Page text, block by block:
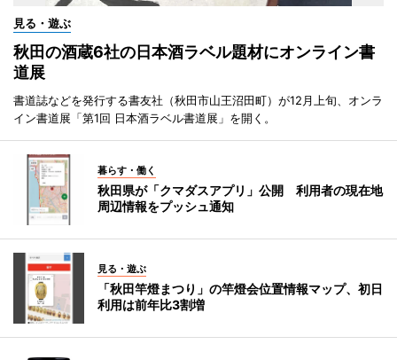
見る・遊ぶ
秋田の酒蔵6社の日本酒ラベル題材にオンライン書
道展
書道誌などを発行する書友社（秋田市山王沼田町）が12月上旬、オンラ
イン書道展「第1回 日本酒ラベル書道展」を開く。
暮らす・働く
秋田県が「クマダスアプリ」公開 利用者の現在地
周辺情報をプッシュ通知
見る・遊ぶ
「秋田竿燈まつり」の竿燈会位置情報マップ、初日
利用は前年比3割増